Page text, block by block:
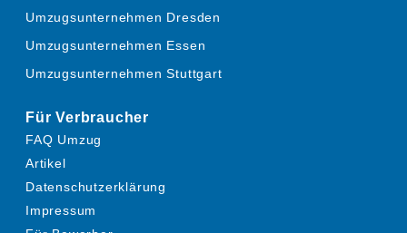
Umzugsunternehmen Dresden
Umzugsunternehmen Essen
Umzugsunternehmen Stuttgart
Für Verbraucher
FAQ Umzug
Artikel
Datenschutzerklärung
Impressum